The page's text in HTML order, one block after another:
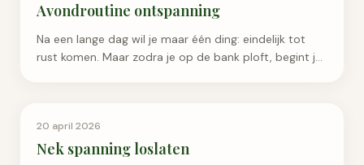
Avondroutine ontspanning
Na een lange dag wil je maar één ding: eindelijk tot
rust komen. Maar zodra je op de bank ploft, begint je
Ademhaling & Ontspanning
20 april 2026
Nek spanning loslaten